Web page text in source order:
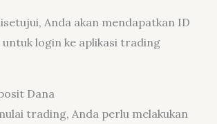
Anda akan mendapatkan ID
login ke aplikasi trading
Dana
trading, Anda perlu melakukan